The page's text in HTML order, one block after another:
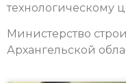
технологическому
Министерство
Архангельской